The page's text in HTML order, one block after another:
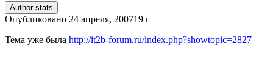
Author stats
Опубликовано 24 апреля, 200719 г
Тема уже была http://it2b-forum.ru/index.php?showtopic=2827